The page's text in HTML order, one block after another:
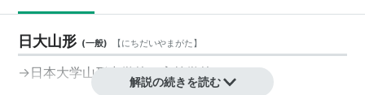
日大山形 (一般) 【にちだいやまがた】
→日本大学山形中学校・高等学校
解説の続きを読む